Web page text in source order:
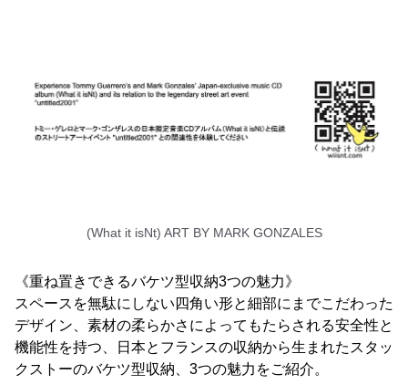
(What it isNt) ART BY MARK GONZALES
《重ね置きできるバケツ型収納3つの魅力》
スペースを無駄にしない四角い形と細部にまでこだわった
デザイン、素材の柔らかさによってもたらされる安全性と
機能性を持つ、日本とフランスの収納から生まれたスタッ
クストーのバケツ型収納、3つの魅力をご紹介。